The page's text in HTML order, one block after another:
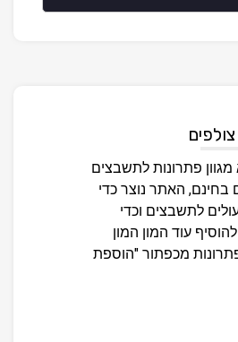
פתרונות לתשבצים
בחינם, האתר נוצר כדי
לתשבצים וכדי
עוד המון המון
מכפתור "הוספת